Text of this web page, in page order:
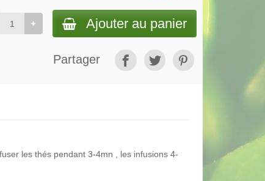
Ajouter au panier
Partager
les thés pendant 3-4mn , les infusions 4-